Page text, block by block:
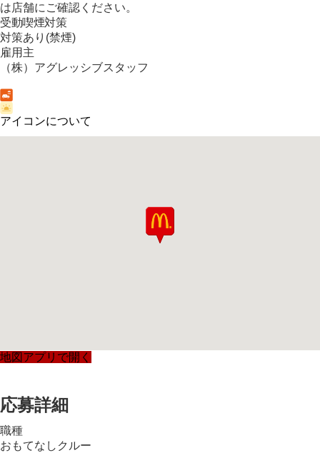
は店舗にご確認ください。
受動喫煙対策
対策あり(禁煙)
雇用主
（株）アグレッシブスタッフ
アイコンについて
地図アプリで開く
応募詳細
職種
おもてなしクルー